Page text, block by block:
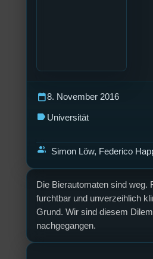
Die Bierautomaten sind weg.
furchtbar und unverzeihlich
Grund. Wir sind diesem
nachgegangen.
calendar_today8. November 2016
label Universität
group Simon Löw, Federico